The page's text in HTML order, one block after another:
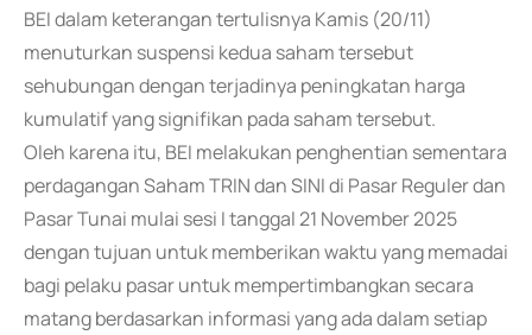
BEI dalam keterangan tertulisnya Kamis (20/11)
menuturkan suspensi kedua saham tersebut
sehubungan dengan terjadinya peningkatan harga
kumulatif yang signifikan pada saham tersebut.
Oleh karena itu, BEI melakukan penghentian sementara
perdagangan Saham TRIN dan SINI di Pasar Reguler dan
Pasar Tunai mulai sesi I tanggal 21 November 2025
dengan tujuan untuk memberikan waktu yang memadai
bagi pelaku pasar untuk mempertimbangkan secara
matang berdasarkan informasi yang ada dalam setiap